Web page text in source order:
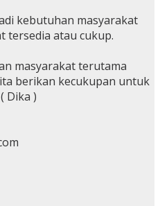
kebutuhan masyarakat
tersedia atau cukup.
masyarakat terutama
berikan kecukupan untuk
Dika )